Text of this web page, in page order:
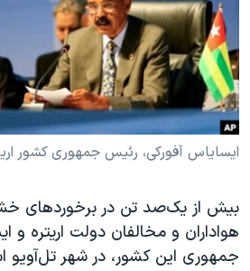
فرهنگ و زندگی
حقوق شهروندی
اقتصادی
علم و فناوری
اسرائیل در جنگ
آرشیو پخش زنده
مستندها
انتخابات ریاست جمهوری آمریکا ۲۰۲۴
حمله جمهوری اسلامی به اسرائیل
رمز مهسا
ورزش زنان در ایران
مجموعه مستندهای دادخواهی
تریبونال مردمی آبان ۹۸
دنبال کنید
زبانهای مختلف
ایسایاس آفورکی، رئیس جمهوری کشور
بیش از یک‌صد تن در برخوردهای
هواداران و مخالفان دولت اریتره و
جمهوری این کشور، در شهر تل‌آویو